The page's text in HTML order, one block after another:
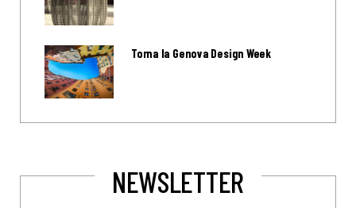
Torna la Genova Design Week
NEWSLETTER